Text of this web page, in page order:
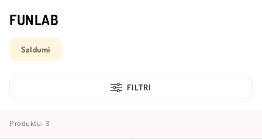
FUNLAB
Saldumi
FILTRI
Produktu: 3